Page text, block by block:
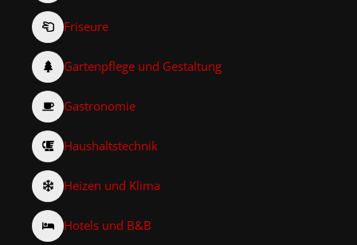
Friseure
Gartenpflege und Gestaltung
Gastronomie
Haushaltstechnik
Heizen und Klima
Hotels und B&B